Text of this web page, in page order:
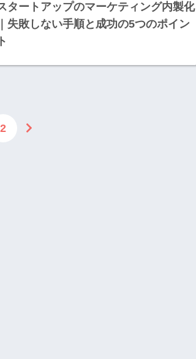
タートアップのマーケティング内製化
｜失敗しない手順と成功の5つのポイン
ト
2